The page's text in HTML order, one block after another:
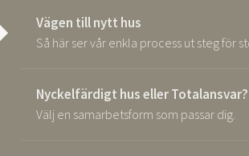
Vägen till nytt hus
Så här ser vår enkla process ut steg för
Nyckelfärdigt hus eller Totalansvar?
Välj en samarbetsform som passar dig.